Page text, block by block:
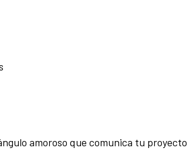
amoroso que comunica tu proyecto